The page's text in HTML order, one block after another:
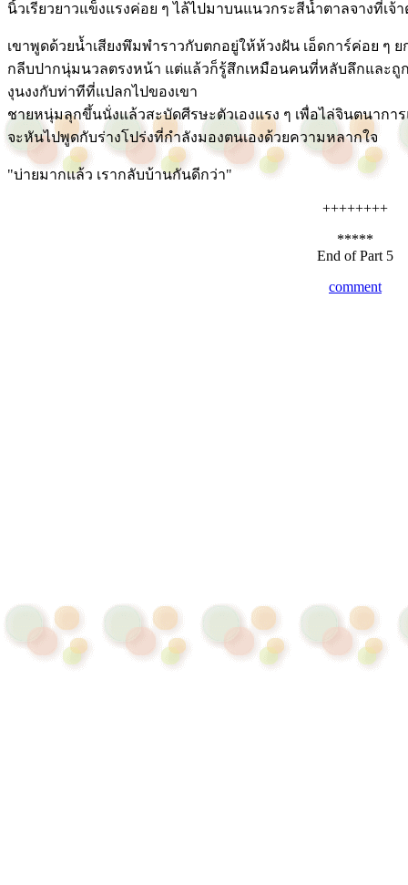
นิ้วเรียวยาวแข็งแรงค่อย ๆ ไล้ไปมาบนแนวกระสีน้ำตาลจางที่เ
เขาพูดด้วยน้ำเสียงพึมพำราวกับตกอยู่ให้ห้วงฝัน เอ็ดการ์ค่อย ๆ
กลีบปากนุ่มนวลตรงหน้า แต่แล้วก็รู้สึกเหมือนคนที่หลับลึกและถู
งุนงงกับท่าทีที่แปลกไปของเขา
ชายหนุ่มลุกขึ้นนั่งแล้วสะบัดศีรษะตัวเองแรง ๆ เพื่อไล่จินตนาก
จะหันไปพูดกับร่างโปร่งที่กำลังมองตนเองด้วยความหลากใจ
"บ่ายมากแล้ว เรากลับบ้านกันดีกว่า"
++++++++
*****
End of Part 5
comment